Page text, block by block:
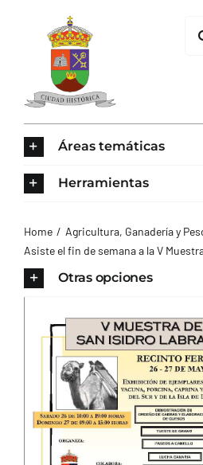
contenido
AYUNTAMIENTO
TURISMO
CONTACTO
Áreas temáticas
Herramientas
Home
Agricultura, Ganadería y
Asiste el fin de semana a la V
Otras opciones